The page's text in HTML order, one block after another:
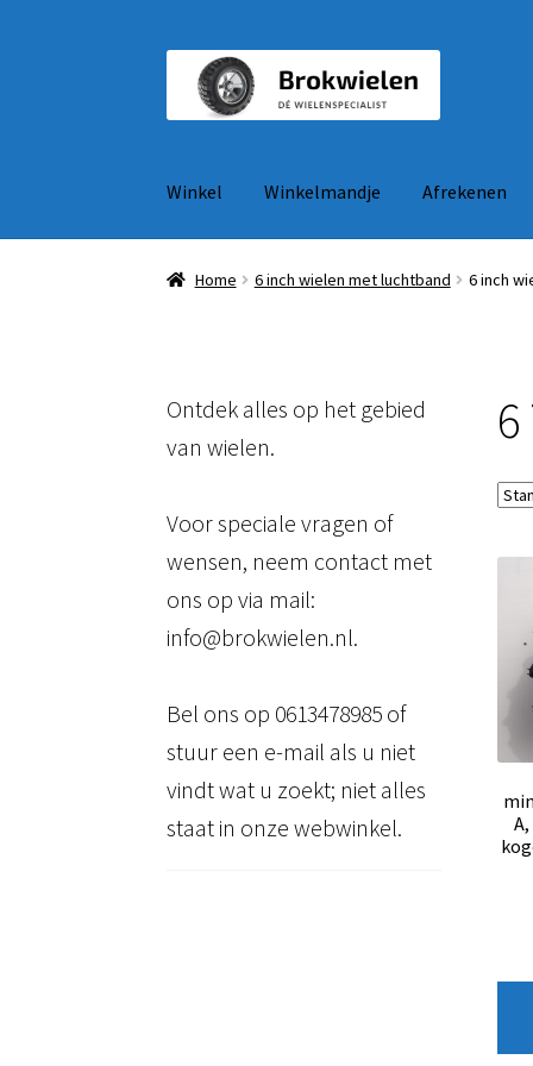
door
naar
naar
de
Winkel
Winkelmandje Afrekenen
Home 6 inch wielen met luchtband 6 inch
Ontdek alles op het gebied
van wielen.
Voor speciale vragen of
wensen, neem contact met
ons op via mail:
info@brokwielen.nl.
Bel ons op 0613478985 of
stuur een e-mail als u niet
vindt wat u zoekt; niet alles
staat in onze webwinkel.